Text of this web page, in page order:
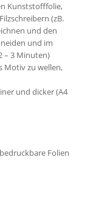
Kunststofffolie,
(zB.
und den
und im
– 3 Minuten)
Motiv zu wellen,
und dicker (A4
Folien